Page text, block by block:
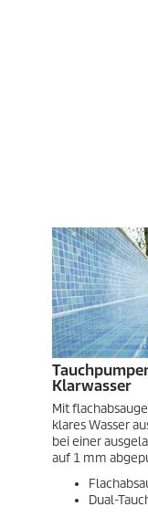
Klarwasser
Mit
klares Wasser
bei einer
auf 1 mm
Dual-